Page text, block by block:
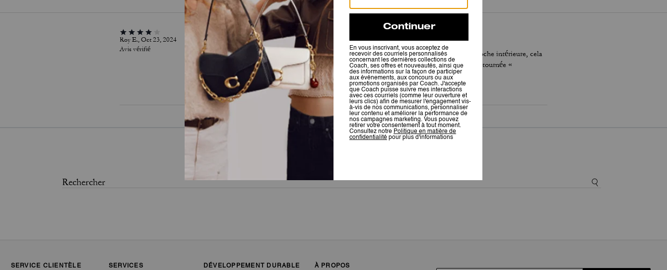
Roy E., Oct 23, 2024
Avis vérifié
Bien mais
La forme est cool. Mais je suis un peu déçue. Quand on met des objets dans la poche intérieure, cela
fait comme des marques. Quand je porte, c’est comme si la bandoulière était « retournée «
Cet avis vous a-t-il été utile ? 15
SERVICE CLIENTÈLE SERVICES DÉVELOPPEMENT DURABLE À PROPOS